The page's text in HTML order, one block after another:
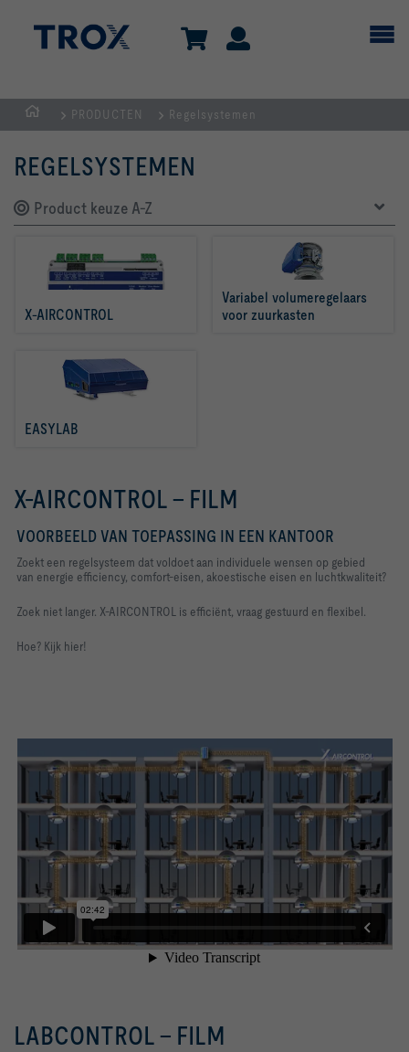
Homepage
PRODUCTEN Regelsystemen
REGELSYSTEMEN
Product keuze A-Z
X-AIRCONTROL
Variabel volumeregelaars
voor zuurkasten
EASYLAB
X-AIRCONTROL - FILM
VOORBEELD VAN TOEPASSING IN EEN KANTOOR
Zoekt een regelsysteem dat voldoet aan individuele wensen op gebied
van energie efficiency, comfort-eisen, akoestische eisen en luchtkwaliteit?
Zoek niet langer. X-AIRCONTROL is efficiënt, vraag gestuurd en flexibel.
Hoe? Kijk hier!
LABCONTROL - FILM